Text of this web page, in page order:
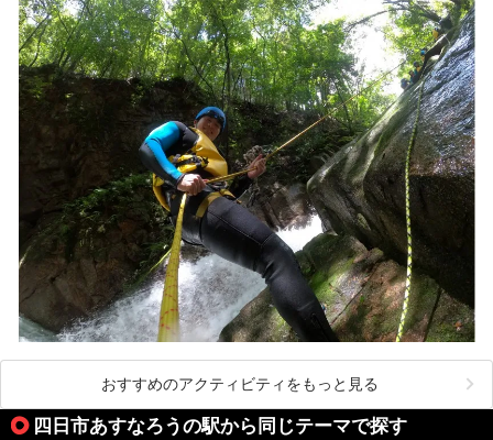
おすすめのアクティビティをもっと見る
四日市あすなろうの駅から同じテーマで探す